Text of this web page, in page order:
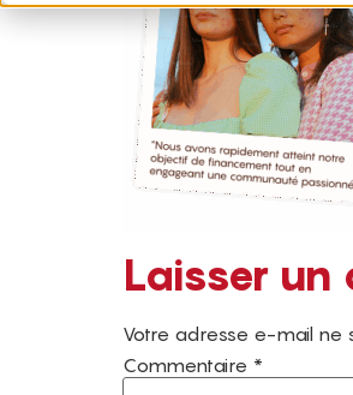
Laisser un
Votre adresse e-mail ne
Commentaire *